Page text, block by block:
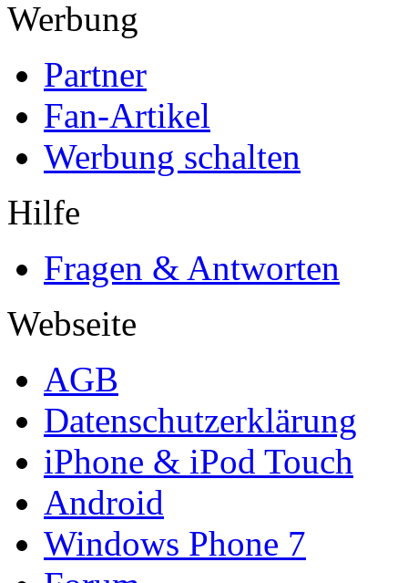
Werbung
Partner
Fan-Artikel
Werbung schalten
Hilfe
Fragen & Antworten
Webseite
AGB
Datenschutzerklärung
iPhone & iPod Touch
Android
Windows Phone 7